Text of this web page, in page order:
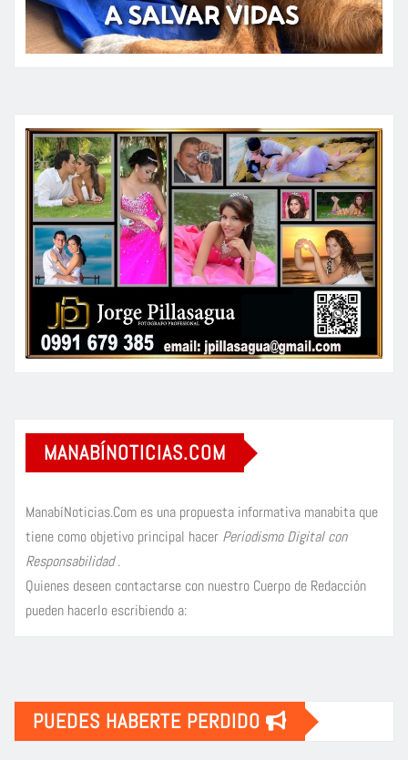
MANABÍNOTICIAS.COM
ManabíNoticias.Com es una propuesta informativa manabita que
tiene como objetivo principal hacer Periodismo Digital con
Responsabilidad.
Quienes deseen contactarse con nuestro Cuerpo de Redacción
pueden hacerlo escribiendo a:
PUEDES HABERTE PERDIDO